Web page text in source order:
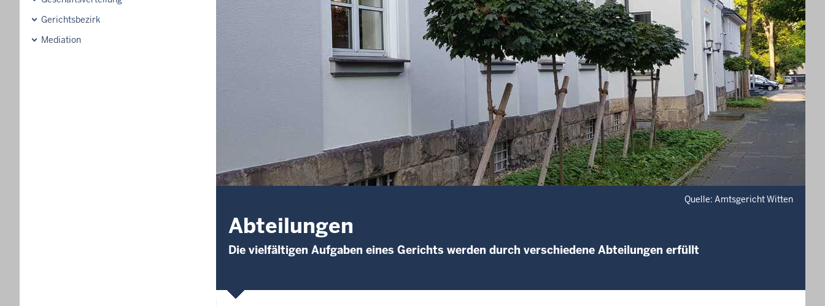
Gerichtsbezirk
Mediation
Quelle: Amtsgericht Witten
Abteilungen
Die vielfältigen Aufgaben eines Gerichts werden durch verschiedene Abteilungen erfüllt